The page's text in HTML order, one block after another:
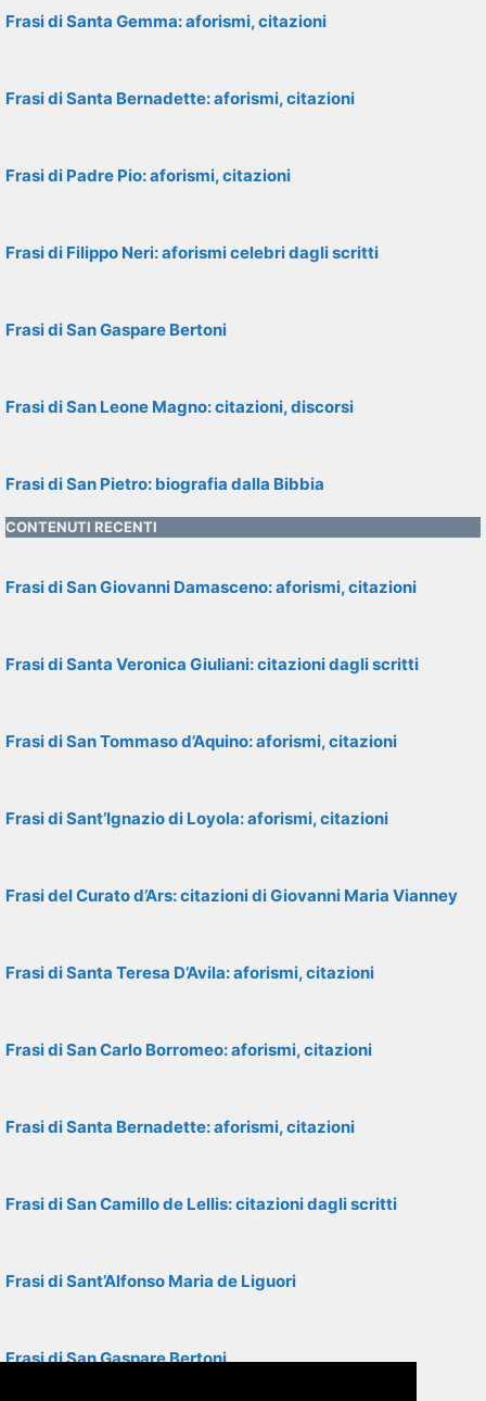
Frasi di Santa Gemma: aforismi, citazioni
Frasi di Santa Bernadette: aforismi, citazioni
Frasi di Padre Pio: aforismi, citazioni
Frasi di Filippo Neri: aforismi celebri dagli scritti
Frasi di San Gaspare Bertoni
Frasi di San Leone Magno: citazioni, discorsi
Frasi di San Pietro: biografia dalla Bibbia
CONTENUTI RECENTI
Frasi di San Giovanni Damasceno: aforismi, citazioni
Frasi di Santa Veronica Giuliani: citazioni dagli scritti
Frasi di San Tommaso d’Aquino: aforismi, citazioni
Frasi di Sant’Ignazio di Loyola: aforismi, citazioni
Frasi del Curato d’Ars: citazioni di Giovanni Maria Vianney
Frasi di Santa Teresa D’Avila: aforismi, citazioni
Frasi di San Carlo Borromeo: aforismi, citazioni
Frasi di Santa Bernadette: aforismi, citazioni
Frasi di San Camillo de Lellis: citazioni dagli scritti
Frasi di Sant’Alfonso Maria de Liguori
Frasi di San Gaspare Bertoni